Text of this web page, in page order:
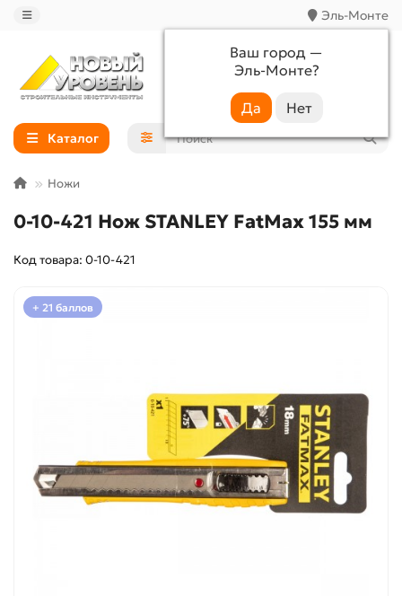
Эль-Монте
Ваш город —
Эль-Монте?
+7 (988) 233-44-52
Каталог
Ножи
0-10-421 Нож STANLEY FatMax 155 мм
Код товара: 0-10-421
+ 21 баллов